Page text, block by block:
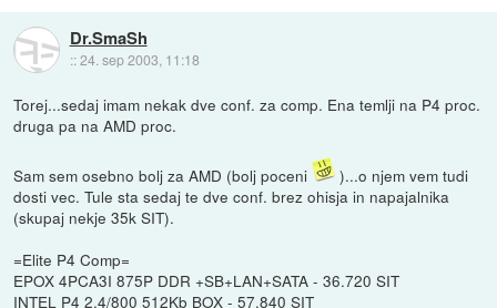
Dr.SmaSh
::24. sep 2003, 11:18
Torej...sedaj imam nekak dve conf. za comp. Ena temlji na P4 proc.
druga pa na AMD proc.
Sam sem osebno bolj za AMD (bolj poceni
)...o njem vem tudi
dosti vec. Tule sta sedaj te dve conf. brez ohisja in napajalnika
(skupaj nekje 35k SIT).
=Elite P4 Comp=
EPOX 4PCA3I 875P DDR +SB+LAN+SATA - 36.720 SIT
INTEL P4 2.4/800 512Kb BOX - 57.840 SIT